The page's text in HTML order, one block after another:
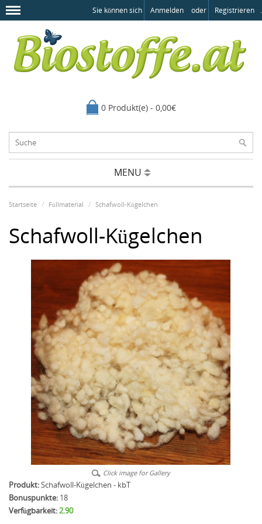
Sie können sich Anmelden oder Registrieren .
0 Produkt(e) - 0,00€
MENU
Startseite Füllmaterial Schafwoll-Kügelchen
Schafwoll-Kügelchen
Click image for Gallery
Produkt:Schafwoll-Kügelchen - kbT
Bonuspunkte: 18
Verfügbarkeit:2.90